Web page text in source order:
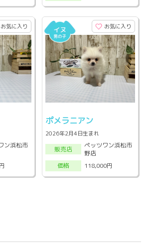
お気に入り
ン浜松市
お気に入り
ポメラニアン
2026年2月4日生まれ
販売店
ペッツワン浜松市
野店
価格
118,000円